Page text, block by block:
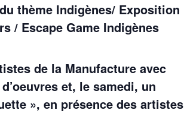
thème Indigènes/ Exposition
/ Escape Game Indigènes
de la Manufacture avec
et, le samedi, un
», en présence des artistes